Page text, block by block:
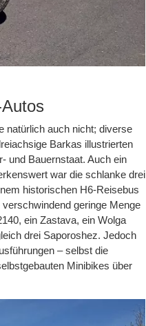
natürlich auch nicht; diverse
Barkas illustrierten
und Bauernstaat. Auch ein
war die schlanke drei
historischen H6-Reisebus
geringe Menge
ein Zastava, ein Wolga
drei Saporoshez. Jedoch
– selbst die
Minibikes über